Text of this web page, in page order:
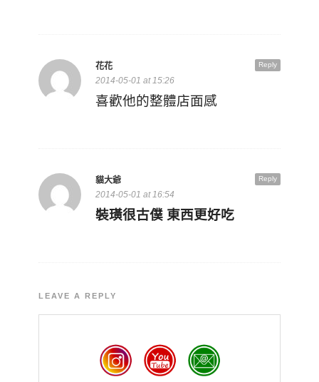
Reply
花花
2014-05-01 at 15:26
喜歡他的整體店面感
Reply
貓大爺
2014-05-01 at 16:54
裝璜很古僕 東西更好吃
LEAVE A REPLY